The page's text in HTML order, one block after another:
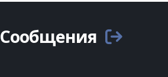
Сообщения